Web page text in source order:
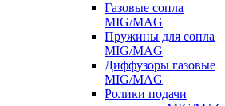
Газовые сопла
MIG/MAG
Пружины для сопла
MIG/MAG
Диффузоры газовые
MIG/MAG
Ролики подачи